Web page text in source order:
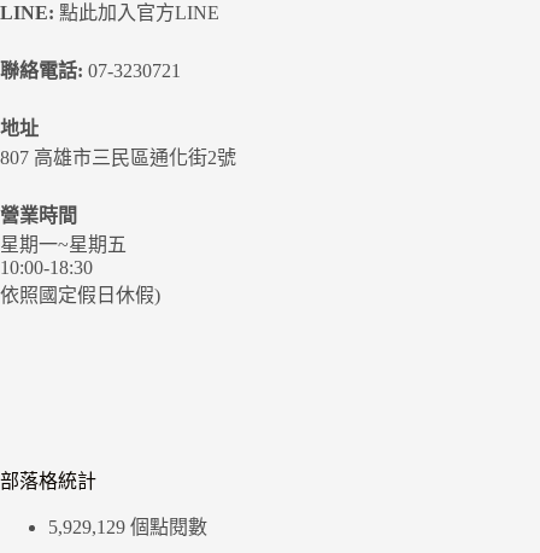
LINE: 點此加入官方LINE
聯絡電話: 07-3230721
地址
807 高雄市三民區通化街2號
營業時間
星期一~星期五
10:00-18:30
依照國定假日休假)
部落格統計
5,929,129 個點閱數